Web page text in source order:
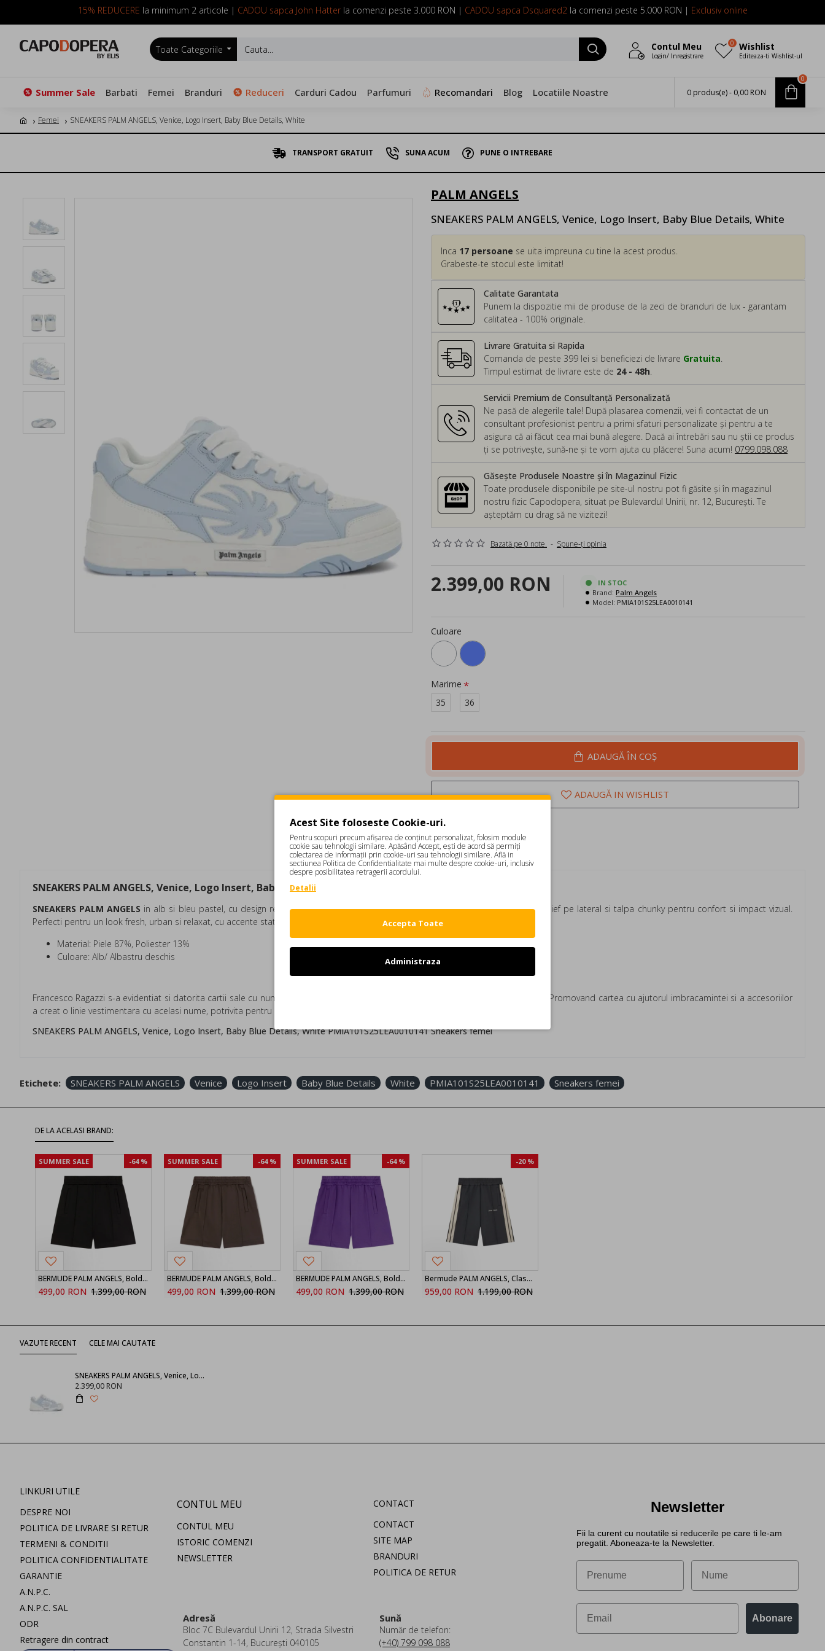
15% REDUCERE la minimum 2 articole | CADOU sapca John Hatterla comenzi peste 3.000 RON | CADOU sapca Dsquared2la comenzi peste 5.000 RON | Exclusiv online
SUNA ACUM: 0799 098 088
Toate Categoriile Contul Meu
Login/ Inregistrare
Wishlist
Editeaza-ti Wishlist-ul
0
Summer Sale Barbati Femei Branduri Reduceri Carduri Cadou Parfumuri Recomandari Blog Locatiile Noastre 0 produs(e) - 0,00 RON
0
Femei SNEAKERS PALM ANGELS, Venice, Logo Insert, Baby Blue Details, White
TRANSPORT GRATUIT SUNA ACUM PUNE O INTREBARE
PALM ANGELS
SNEAKERS PALM ANGELS, Venice, Logo Insert, Baby Blue Details, White
Calitate Garantata
Punem la dispozitie mii de produse de la zeci de branduri de lux - garantam
calitatea - 100% originale.
Inca 17 persoane se uita impreuna cu tine la acest produs.
Grabeste-te stocul este limitat!
Servicii Premium de Consultanță Personalizată
Ne pasă de alegerile tale! După plasarea comenzii, vei fi contactat de un
consultant profesionist pentru a primi sfaturi personalizate și pentru a te
asigura că ai făcut cea mai bună alegere. Dacă ai întrebări sau nu știi ce produs
ți se potrivește, sună-ne și te vom ajuta cu plăcere! Suna acum! 0799.098.088
Livrare Gratuita si Rapida
Comanda de peste 399 lei si beneficiezi de livrare Gratuita.
Timpul estimat de livrare este de 24 - 48h.
Găsește Produsele Noastre și în Magazinul Fizic
Toate produsele disponibile pe site-ul nostru pot fi găsite și în magazinul
nostru fizic Capodopera, situat pe Bulevardul Unirii, nr. 12, București. Te
așteptăm cu drag să ne vizitezi!
Bazată pe 0 note. - Spune-ţi opinia
2.399,00 RON
IN STOC
Brand: Palm Angels
Model: PMIA101S25LEA0010141
Culoare
Marime
35
36
ADAUGĂ ÎN COŞ
ADAUGĂ IN WISHLIST
DESCRIERE REVIEW-URI
SNEAKERS PALM ANGELS, Venice, Logo Insert, Baby Blue Details, White PMIA101S25LEA0010141
SNEAKERS PALM ANGELS in alb si bleu pastel, cu design retro si detalii iconice. Realizati din piele premium, cu logo palm in relief pe lateral si talpa chunky pentru confort si impact vizual.
Perfecti pentru un look fresh, urban si relaxat, cu accente statement.
Material: Piele 87%, Poliester 13%
Culoare: Alb/ Albastru deschis
Francesco Ragazzi s-a evidentiat si datorita cartii sale cu numele Palm Angels care cuprinde fotografii din cultura skatebodingului. Promovand cartea cu ajutorul imbracamintei si a accesoriilor
a creat o linie vestimentara cu acelasi nume, potrivita pentru toti cei care adora vibe-ul anilor 70 si stilul casual.
SNEAKERS PALM ANGELS, Venice, Logo Insert, Baby Blue Details, White PMIA101S25LEA0010141 Sneakers femei
Etichete: SNEAKERS PALM ANGELS Venice Logo Insert Baby Blue Details White PMIA101S25LEA0010141 Sneakers femei
DE LA ACELASI BRAND:
SUMMER SALE -64 %
BERMUDE PALM ANGELS, Bold Back Logo, Black
499,00 RON 1.399,00 RON
SUMMER SALE -64 %
BERMUDE PALM ANGELS, Bold Back Logo, Brown
499,00 RON 1.399,00 RON
SUMMER SALE -64 %
BERMUDE PALM ANGELS, Bold Back Logo, Purple
499,00 RON 1.399,00 RON
-20 %
Bermude PALM ANGELS, Classic Logo Track Shorts
959,00 RON 1.199,00 RON
VAZUTE RECENT CELE MAI CAUTATE
SNEAKERS PALM ANGELS, Venice, Logo Insert, Baby Blue Details, White
2.399,00 RON
LINKURI UTILE
DESPRE NOI
POLITICA DE LIVRARE SI RETUR
TERMENI & CONDITII
POLITICA CONFIDENTIALITATE
GARANTIE
A.N.P.C.
A.N.P.C. SAL
ODR
Retragere din contract
CONTUL MEU
CONTUL MEU
ISTORIC COMENZI
NEWSLETTER
CONTACT
CONTACT
SITE MAP
BRANDURI
POLITICA DE RETUR
Adresă
Bloc 7C Bulevardul Unirii 12, Strada Silvestri
Constantin 1-14, București 040105
Sună
Număr de telefon:
(+40) 799 098 088
Newsletter
Fii la curent cu noutatile si reducerile pe care ti le-am
pregatit. Aboneaza-te la Newsletter.
Abonare
Acest Site foloseste Cookie-uri.
Pentru scopuri precum afișarea de conținut personalizat, folosim module
cookie sau tehnologii similare. Apăsând Accept, ești de acord să permiți
colectarea de informații prin cookie-uri sau tehnologii similare. Află in
sectiunea Politica de Confidentialitate mai multe despre cookie-uri, inclusiv
despre posibilitatea retragerii acordului.
Detalii
Accepta Toate
Administraza